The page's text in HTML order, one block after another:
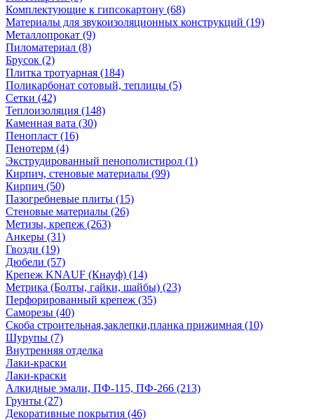
Комплектующие к гипсокартону (68)
Материалы для звукоизоляционных конструкций (19)
Металлопрокат (9)
Пиломатериал (8)
Брусок (2)
Плитка тротуарная (184)
Поликарбонат сотовый, теплицы (5)
Сетки (42)
Теплоизоляция (148)
Каменная вата (30)
Пенопласт (16)
Пенотерм (4)
Экструдированный пенополистирол (1)
Кирпич, стеновые материалы (99)
Кирпич (50)
Пазогребневые плиты (15)
Стеновые материалы (26)
Метизы, крепеж (263)
Анкеры (31)
Гвозди (19)
Дюбели (57)
Крепеж KNAUF (Кнауф) (14)
Метрика (Болты, гайки, шайбы) (23)
Перфорированный крепеж (35)
Саморезы (40)
Скоба строительная,заклепки,планка прижимная (10)
Шурупы (7)
Внутренняя отделка
Лаки-краски
Лаки-краски
Алкидные эмали, ПФ-115, ПФ-266 (213)
Грунты (27)
Декоративные покрытия (46)